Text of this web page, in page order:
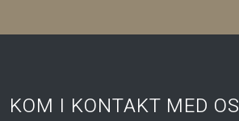
KOM I KONTAKT MED OS